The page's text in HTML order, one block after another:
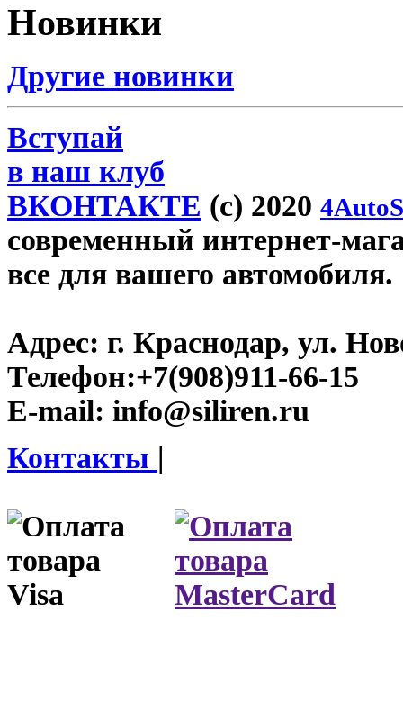
Новинки
Другие новинки
Вступай
в наш клуб
ВКОНТАКТЕ (c) 2020
современный интернет-
все для вашего автомобиля.
Адрес: г. Краснодар, ул.
Телефон:+7(908)911-66-15
E-mail: info@siliren.ru
Контакты |